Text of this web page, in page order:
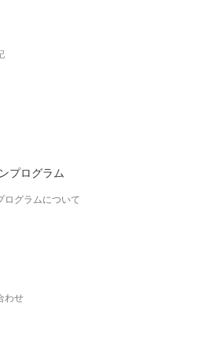
プログラム
ログラムについて
わせ